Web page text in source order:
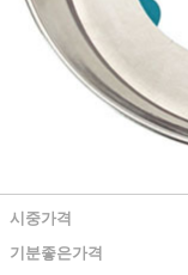
시중가격
기분좋은가격